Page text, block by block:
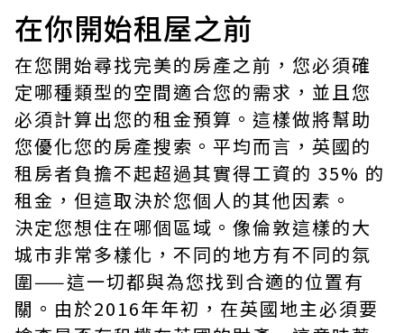
在你開始租屋之前
在您開始尋找完美的房產之前，您必須確
定哪種類型的空間適合您的需求，並且您
必須計算出您的租金預算。這樣做將幫助
您優化您的房產搜索。平均而言，英國的
租房者負擔不起超過其實得工資的 35% 的
租金，但這取決於您個人的其他因素。
決定您想住在哪個區域。像倫敦這樣的大
城市非常多樣化，不同的地方有不同的氛
圍——這一切都與為您找到合適的位置有
關。由於2016年年初，在英國地主必須要